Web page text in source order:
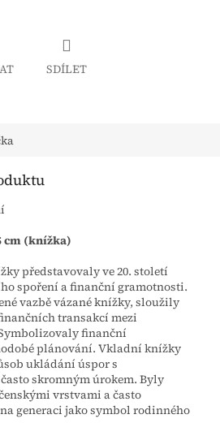
SDÍLET
cm (knížka)
představovaly ve 20. století
spoření a finanční gramotnosti.
vazbě vázané knížky, sloužily
transakcí mezi
finanční
plánování. Vkladní knížky
ukládání úspor s
skromným úrokem. Byly
vrstvami a často
generaci jako symbol rodinného